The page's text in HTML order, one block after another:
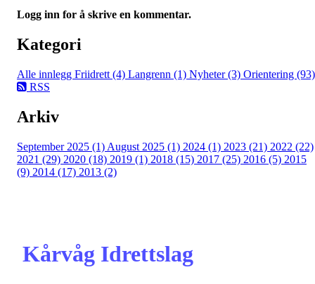
Logg inn for å skrive en kommentar.
Kategori
Alle innlegg Friidrett (4) Langrenn (1) Nyheter (3) Orientering (93)
RSS
Arkiv
September 2025 (1) August 2025 (1) 2024 (1) 2023 (21) 2022 (22)
2021 (29) 2020 (18) 2019 (1) 2018 (15) 2017 (25) 2016 (5) 2015
(9) 2014 (17) 2013 (2)
Kårvåg Idrettslag